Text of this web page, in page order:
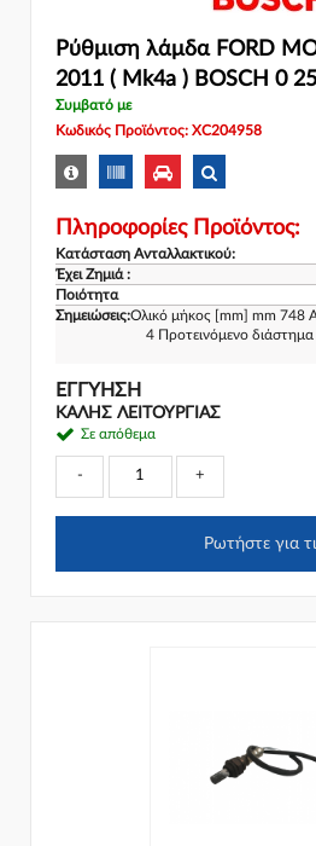
Ρύθμιση λάμδα FORD
2011 ( Mk4a ) BOSCH 0
Συμβατό με
Κωδικός Προϊόντος: XC204958
Πληροφορίες Προϊόντος:
Κατάσταση Ανταλλακτικού:
Έχει Ζημιά :
Ποιότητα
Σημειώσεις:Ολικό μήκος [mm] mm 748
4 Προτεινόμενο
ΕΓΓΎΗΣΗ
ΚΑΛΗΣ ΛΕΙΤΟΥΡΓΙΑΣ
Σε απόθεμα
- +
Ρωτήστε για